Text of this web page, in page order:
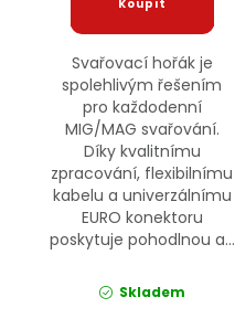
Svařovací hořák je
spolehlivým řešením
pro každodenní
MIG/MAG svařování.
Díky kvalitnímu
zpracování, flexibilnímu
kabelu a univerzálnímu
EURO konektoru
poskytuje pohodlnou a...
Skladem